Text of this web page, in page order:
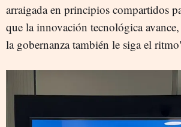
arraigada en principios compartidos
que la innovación tecnológica
la gobernanza también le siga el